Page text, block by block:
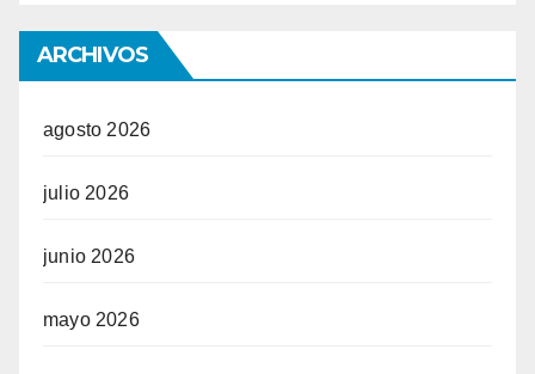
ARCHIVOS
agosto 2026
julio 2026
junio 2026
mayo 2026